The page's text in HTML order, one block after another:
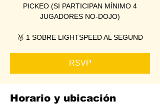
PICKEO (SI PARTICIPAN MÍNIMO 4
JUGADORES NO-DOJO)
🥈 1 SOBRE LIGHTSPEED AL SEGUND
RSVP
Horario y ubicación